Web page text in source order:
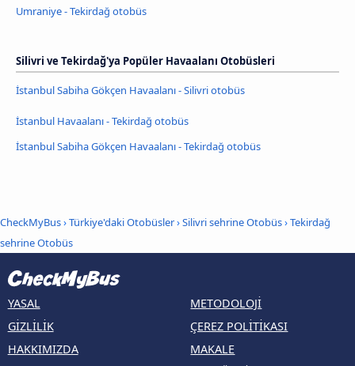
Umraniye - Tekirdağ otobüs
Silivri ve Tekirdağ'ya Popüler Havaalanı Otobüsleri
İstanbul Sabiha Gökçen Havaalanı - Silivri otobüs
İstanbul Havaalanı - Tekirdağ otobüs
İstanbul Sabiha Gökçen Havaalanı - Tekirdağ otobüs
CheckMyBus›Türkiye'daki Otobüsler›Silivri sehrine Otobüs›Tekirdağ
sehrine Otobüs
YASAL
GIZLILIK
HAKKIMIZDA
METODOLOJI
ÇEREZ POLITIKASI
MAKALE